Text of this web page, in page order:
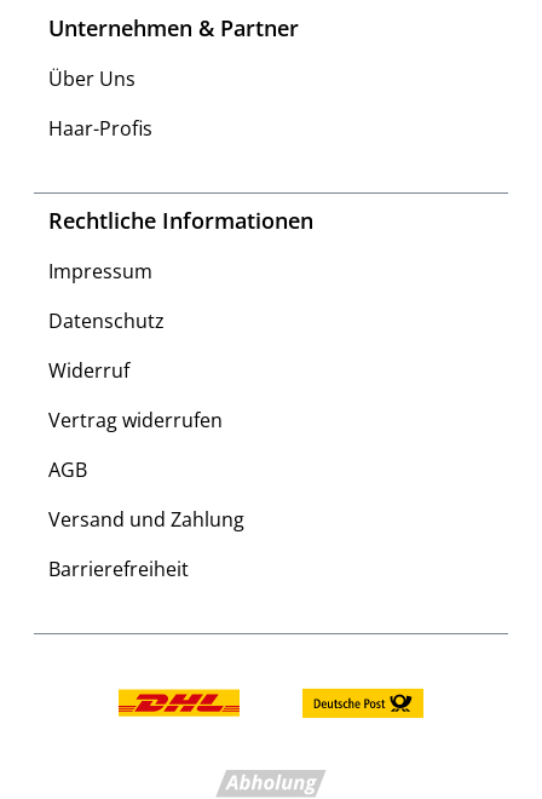
Unternehmen & Partner
Über Uns
Haar-Profis
Rechtliche Informationen
Impressum
Datenschutz
Widerruf
Vertrag widerrufen
AGB
Versand und Zahlung
Barrierefreiheit